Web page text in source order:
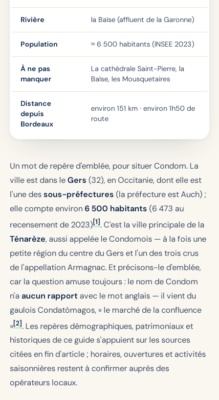
Rivière la Baïse (affluent de la Garonne)
Population ≈ 6 500 habitants (INSEE 2023)
À ne pas
manquer
La cathédrale Saint-Pierre, la
Baïse, les Mousquetaires
Distance
depuis
Bordeaux
environ 151 km · environ 1h50 de
route
Un mot de repère d'emblée, pour situer Condom. La
ville est dans leGers (32), en Occitanie, dont elle est
l'une dessous-préfectures (la préfecture est Auch) ;
elle compte environ6 500 habitants (6 473 au
recensement de 2023)[1]. C'est la ville principale de la
Ténarèze, aussi appelée le Condomois — à la fois une
petite région du centre du Gers et l'un des trois crus
de l'appellation Armagnac. Et précisons-le d'emblée,
car la question amuse toujours : le nom de Condom
n'a aucun rapport avec le mot anglais — il vient du
gauloisCondatómagos, « le marché de la confluence
»[2]. Les repères démographiques, patrimoniaux et
historiques de ce guide s'appuient sur les sources
citées en fin d'article ; horaires, ouvertures et activités
saisonnières restent à confirmer auprès des
opérateurs locaux.